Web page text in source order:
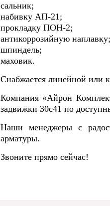
сальник;
набивку АП-21;
прокладку ПОН-2;
антикоррозийную наплавку;
шпиндель;
маховик.
Снабжается линейной или
Компания «Айрон
задвижки 30с41 по
Наши менеджеры с
арматуры.
Звоните прямо сейчас!